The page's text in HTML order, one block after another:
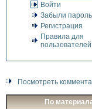
Войти
Забыли
Регистрация
Правила для
пользователей
Посмотреть
По